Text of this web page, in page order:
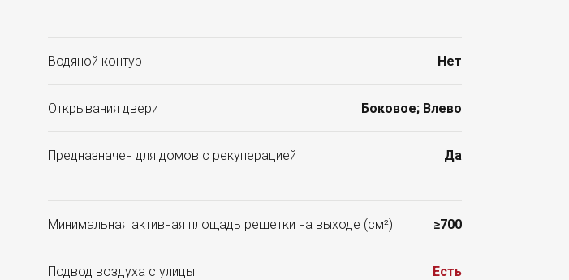
Водяной контур Нет
Открывания двери Боковое; Влево
Предназначен для домов с рекуперацией Да
Минимальная активная площадь решетки на выходе (см²) ≥700
Подвод воздуха с улицы Есть